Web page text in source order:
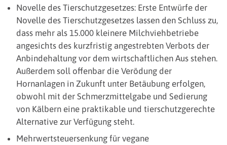
Novelle des Tierschutzgesetzes: Erste Entwürfe der
Novelle des Tierschutzgesetzes lassen den Schluss zu,
dass mehr als 15.000 kleinere Milchviehbetriebe
angesichts des kurzfristig angestrebten Verbots der
Anbindehaltung vor dem wirtschaftlichen Aus stehen.
Außerdem soll offenbar die Verödung der
Hornanlagen in Zukunft unter Betäubung erfolgen,
obwohl mit der Schmerzmittelgabe und Sedierung
von Kälbern eine praktikable und tierschutzgerechte
Alternative zur Verfügung steht.
Mehrwertsteuersenkung für vegane